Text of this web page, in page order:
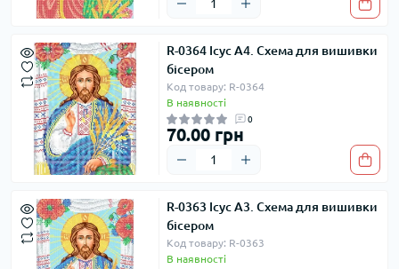
R-0364 Ісус А4. Схема для вишивки
бісером
Код товару: R-0364
В наявності
0
70.00 грн
R-0363 Ісус А3. Схема для вишивки
бісером
Код товару: R-0363
В наявності